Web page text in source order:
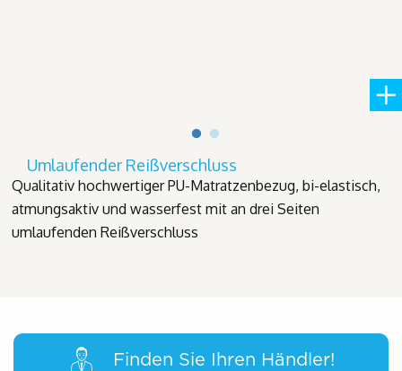
Umlaufender Reißverschluss
Qualitativ hochwertiger PU-Matratzenbezug, bi-elastisch,
atmungsaktiv und wasserfest mit an drei Seiten
umlaufenden Reißverschluss
Finden Sie Ihren Händler!